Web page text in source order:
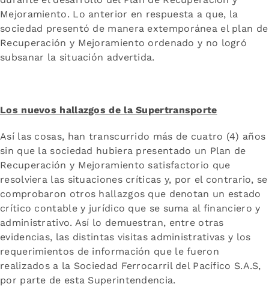
Mejoramiento. Lo anterior en respuesta a que, la
sociedad presentó de manera extemporánea el plan de
Recuperación y Mejoramiento ordenado y no logró
subsanar la situación advertida.
Los nuevos hallazgos de la Supertransporte
Así las cosas, han transcurrido más de cuatro (4) años
sin que la sociedad hubiera presentado un Plan de
Recuperación y Mejoramiento satisfactorio que
resolviera las situaciones críticas y, por el contrario, se
comprobaron otros hallazgos que denotan un estado
crítico contable y jurídico que se suma al financiero y
administrativo. Así lo demuestran, entre otras
evidencias, las distintas visitas administrativas y los
requerimientos de información que le fueron
realizados a la Sociedad Ferrocarril del Pacífico S.A.S,
por parte de esta Superintendencia.